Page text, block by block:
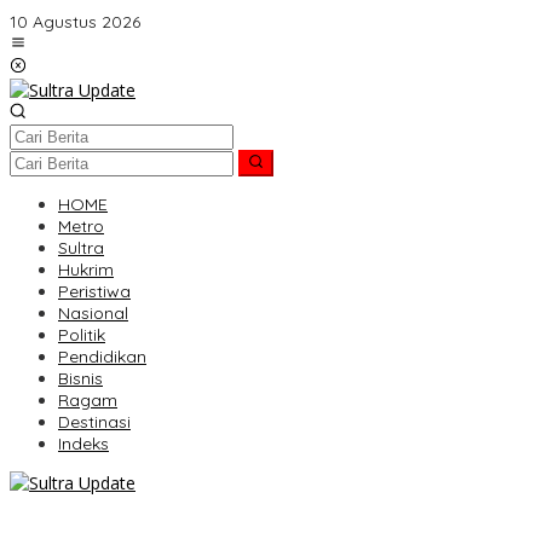
Lewati
ke
konten
10 Agustus 2026
HOME
Metro
Sultra
Hukrim
Peristiwa
Nasional
Politik
Pendidikan
Bisnis
Ragam
Destinasi
Indeks